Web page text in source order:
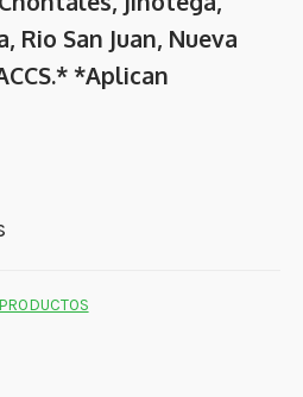
Rio San Juan, Nueva
*Aplican